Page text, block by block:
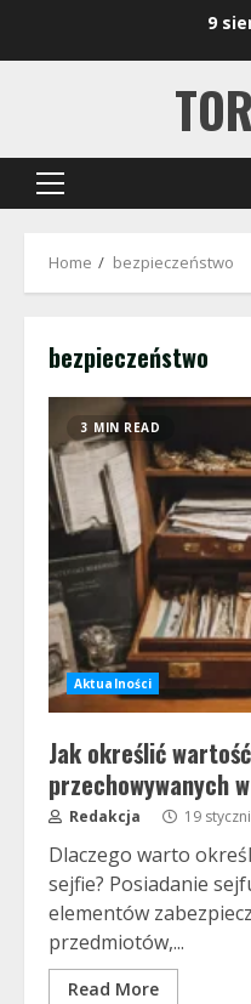
9
Primary
Home bezpieczeństwo
bezpieczeństwo
3 MIN READ
Aktualności
Jak określić
przechowywanych
Redakcja 19
Dlaczego warto
sejfie? Posiadanie
elementów
przedmiotów,...
Read More